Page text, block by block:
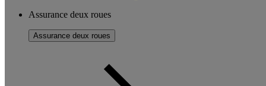
Assurance deux roues
Assurance deux roues